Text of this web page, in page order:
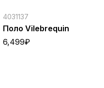
4031137
Поло Vilebrequin
6,499₽